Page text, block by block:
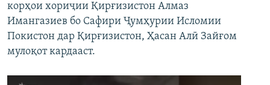
корҳои хориҷии Қирғизистон Алмаз
Имангазиев бо Сафири Ҷумҳурии Исломии
Покистон дар Қирғизистон, Ҳасан Алӣ Зайғом
мулоқот кардааст.